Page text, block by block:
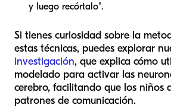
y luego recórtalo".
Si tienes curiosidad sobre la
estas técnicas, puedes explorar
investigación, que explica cómo
modelado para activar las
cerebro, facilitando que los niños
patrones de comunicación.